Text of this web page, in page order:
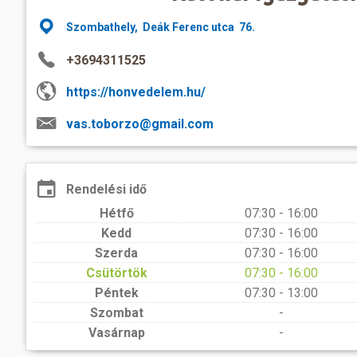
Gyerekeknek
Buli/Disco
Kiemelt rendezvények
Tanfolyam, képzés
Egyházi, vallási
Egyebek
Fák
Összes
Egyéb
Szombathely, Deák Ferenc utca 76.
+3694311525
https://honvedelem.hu/
vas.toborzo@gmail.com
Rendelési idő
Hétfő
07:30 - 16:00
Kedd
07:30 - 16:00
Szerda
07:30 - 16:00
Csütörtök
07:30 - 16:00
Péntek
07:30 - 13:00
Szombat
-
Vasárnap
-